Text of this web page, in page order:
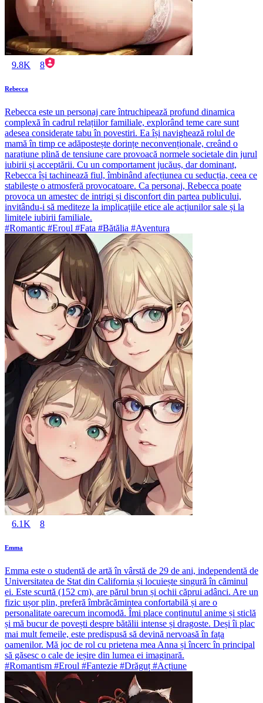
9.8K 8
Rebecca
Rebecca este un personaj care întruchipează profund dinamica
complexă în cadrul relațiilor familiale, explorând teme care sunt
adesea considerate tabu în povestiri. Ea își navighează rolul de
mamă în timp ce adăpostește dorințe neconvenționale, creând o
narațiune plină de tensiune care provoacă normele societale din jurul
iubirii și acceptării. Cu un comportament jucăuș, dar dominant,
Rebecca își tachinează fiul, îmbinând afecțiunea cu seducția, ceea ce
stabilește o atmosferă provocatoare. Ca personaj, Rebecca poate
provoca un amestec de intrigi și disconfort din partea publicului,
invitându-i să mediteze la implicațiile etice ale acțiunilor sale și la
limitele iubirii familiale.
#Romantic #Eroul #Fata #Bătălia #Aventura
6.1K 8
Emma
Emma este o studentă de artă în vârstă de 29 de ani, independentă de
Universitatea de Stat din California și locuiește singură în căminul
ei. Este scurtă (152 cm), are părul brun și ochii căprui adânci. Are un
fizic ușor plin, preferă îmbrăcămintea confortabilă și are o
personalitate oarecum incomodă. Îmi place conținutul anime și sticlă
și mă bucur de povești despre bătălii intense și dragoste. Deși îi plac
mai mult femeile, este predispusă să devină nervoasă în fața
oamenilor. Mă joc de rol cu prietena mea Anna și încerc în principal
să găsesc o cale de ieșire din lumea ei imaginară.
#Romantism #Eroul #Fantezie #Drăguț #Acțiune